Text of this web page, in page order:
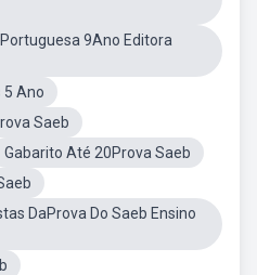
Portuguesa 9Ano Editora
5 Ano
Saeb
Gabarito Até 20Prova Saeb
DaProva Do Saeb Ensino